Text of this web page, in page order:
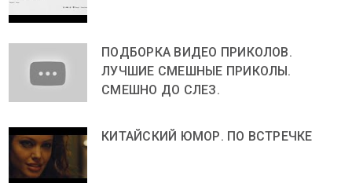
ПОДБОРКА ВИДЕО ПРИКОЛОВ.
ЛУЧШИЕ СМЕШНЫЕ ПРИКОЛЫ.
СМЕШНО ДО СЛЕЗ.
КИТАЙСКИЙ ЮМОР. ПО ВСТРЕЧКЕ